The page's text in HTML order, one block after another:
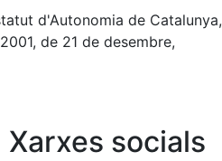
d'Autonomia de Catalunya,
de 21 de desembre,
Xarxes socials